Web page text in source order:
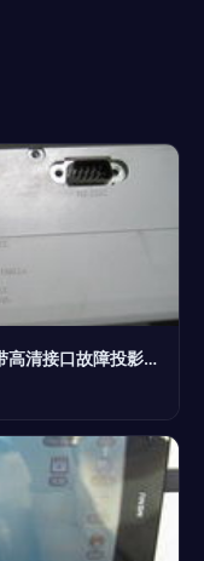
中兴通信电源系统zxdu58 b900整套,带高清接口故障投影机,i3笔记本电脑 powered discuz